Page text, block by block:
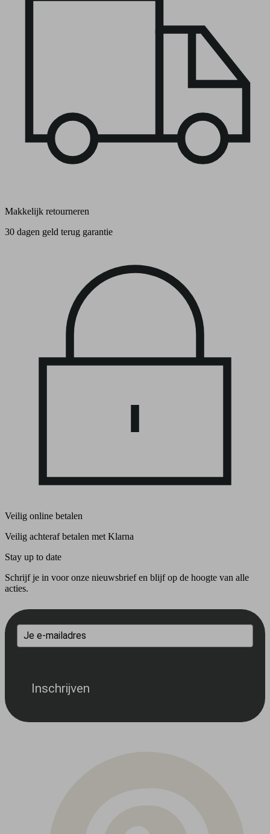
Makkelijk retourneren
30 dagen geld terug garantie
Veilig online betalen
Veilig achteraf betalen met Klarna
Stay up to date
Schrijf je in voor onze nieuwsbrief en blijf op de hoogte van alle
acties.
Inschrijven